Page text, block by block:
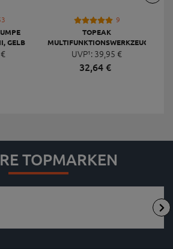
GELB
€
9
TOPEAK
MULTIFUNKTIONSWERKZEUG
MINI 20 PRO
UVP¹: 39,95 €
32,64€
TOPMARKEN